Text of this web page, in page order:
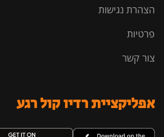
הצהרת נגישות
פרטיות
צור קשר
אפליקציית רדיו קול רגע